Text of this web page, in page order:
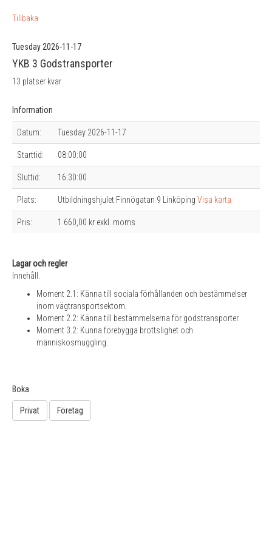
Tillbaka
Tuesday 2026-11-17
YKB 3 Godstransporter
13 platser kvar
Information
Datum: Tuesday 2026-11-17
Starttid: 08:00:00
Sluttid: 16:30:00
Plats: Utbildningshjulet Finnögatan 9 Linköping Visa karta
Pris: 1 660,00 kr exkl. moms
Lagar och regler
Innehåll.
Moment 2.1: Känna till sociala förhållanden och bestämmelser
inom vägtransportsektorn.
Moment 2.2: Känna till bestämmelserna för godstransporter.
Moment 3.2: Kunna förebygga brottslighet och
människosmuggling.
Boka